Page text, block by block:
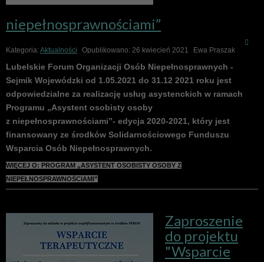
niepełnosprawnościami”
Kategoria:Aktualności Opublikowano: 26 kwiecień 2021 Ewa Praszak
Lubelskie Forum Organizacji Osób Niepełnosprawnych -
Sejmik Wojewódzki od 1.05.2021 do 31.12 2021 roku jest
odpowiedzialne za realizację usług asystenckich w ramach
Programu „Asystent osobisty osoby
z niepełnosprawnościami”- edycja 2020-2021, który jest
finansowany ze środków Solidarnościowego Funduszu
Wsparcia Osób Niepełnosprawnych.
WIĘCEJ O: PROGRAM „ASYSTENT OSOBISTY OSOBY Z
NIEPEŁNOSPRAWNOŚCIAMI”
Zaproszenie
do projektu
"Wsparcie